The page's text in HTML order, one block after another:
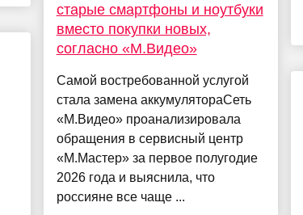
старые смартфоны и ноутбуки
вместо покупки новых,
согласно «М.Видео»
Самой востребованной услугой
стала замена аккумулятораСеть
«М.Видео» проанализировала
обращения в сервисный центр
«М.Мастер» за первое полугодие
2026 года и выяснила, что
россияне все чаще ...